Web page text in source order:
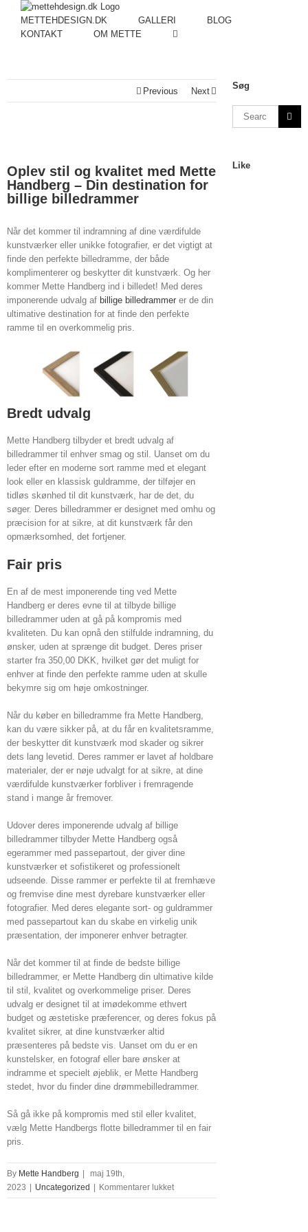
METTEHDESIGN.DK GALLERI
BLOG
KONTAKT
OM METTE
Previous Next
Oplev stil og kvalitet med Mette
Handberg – Din destination for
billige billedrammer
Når det kommer til indramning af dine værdifulde
kunstværker eller unikke fotografier, er det vigtigt at
finde den perfekte billedramme, der både
komplimenterer og beskytter dit kunstværk. Og her
kommer Mette Handberg ind i billedet! Med deres
imponerende udvalg af billige billedrammer er de din
ultimative destination for at finde den perfekte
ramme til en overkommelig pris.
Bredt udvalg
Mette Handberg tilbyder et bredt udvalg af
billedrammer til enhver smag og stil. Uanset om du
leder efter en moderne sort ramme med et elegant
look eller en klassisk guldramme, der tilføjer en
tidløs skønhed til dit kunstværk, har de det, du
søger. Deres billedrammer er designet med omhu og
præcision for at sikre, at dit kunstværk får den
opmærksomhed, det fortjener.
Fair pris
En af de mest imponerende ting ved Mette
Handberg er deres evne til at tilbyde billige
billedrammer uden at gå på kompromis med
kvaliteten. Du kan opnå den stilfulde indramning, du
ønsker, uden at sprænge dit budget. Deres priser
starter fra 350,00 DKK, hvilket gør det muligt for
enhver at finde den perfekte ramme uden at skulle
bekymre sig om høje omkostninger.
Når du køber en billedramme fra Mette Handberg,
kan du være sikker på, at du får en kvalitetsramme,
der beskytter dit kunstværk mod skader og sikrer
dets lang levetid. Deres rammer er lavet af holdbare
materialer, der er nøje udvalgt for at sikre, at dine
værdifulde kunstværker forbliver i fremragende
stand i mange år fremover.
Udover deres imponerende udvalg af billige
billedrammer tilbyder Mette Handberg også
egerammer med passepartout, der giver dine
kunstværker et sofistikeret og professionelt
udseende. Disse rammer er perfekte til at fremhæve
og fremvise dine mest dyrebare kunstværker eller
fotografier. Med deres elegante sort- og guldrammer
med passepartout kan du skabe en virkelig unik
præsentation, der imponerer enhver betragter.
Når det kommer til at finde de bedste billige
billedrammer, er Mette Handberg din ultimative kilde
til stil, kvalitet og overkommelige priser. Deres
udvalg er designet til at imødekomme ethvert
budget og æstetiske præferencer, og deres fokus på
kvalitet sikrer, at dine kunstværker altid
præsenteres på bedste vis. Uanset om du er en
kunstelsker, en fotograf eller bare ønsker at
indramme et specielt øjeblik, er Mette Handberg
stedet, hvor du finder dine drømmebilledrammer.
Så gå ikke på kompromis med stil eller kvalitet,
vælg Mette Handbergs flotte billedrammer til en fair
pris.
By Mette Handberg
maj 19th,
2023
Uncategorized Kommentarer lukkettil
Oplev
Søg
Like